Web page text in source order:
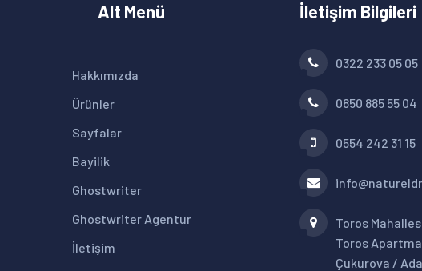
Alt Menü
Hakkımızda
Ürünler
Sayfalar
Bayilik
Ghostwriter
Ghostwriter Agentur
İletişim
İletişim Bilgileri
0322 233 05 05
0850 885 55 04
0554 242 31 15
Toros
Toros
Çukurova /